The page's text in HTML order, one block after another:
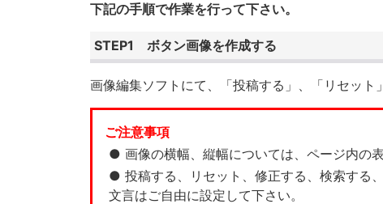
下記の手順で作業を行って下さい。
STEP1 ボタン画像を作成する
画像編集ソフトにて、「投稿する」、「リセット
ご注意事項
● 画像の横幅、縦幅については、ページ内の
● 投稿する、リセット、修正する、検索する
文言はご自由に設定して下さい。